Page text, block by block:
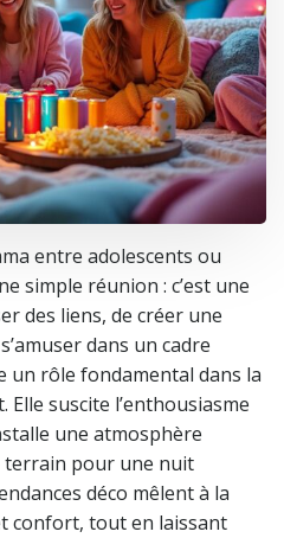
entre adolescents ou
simple réunion : c’est une
des liens, de créer une
dans un cadre
un rôle fondamental dans la
Elle suscite l’enthousiasme
une atmosphère
terrain pour une nuit
déco mêlent à la
confort, tout en laissant